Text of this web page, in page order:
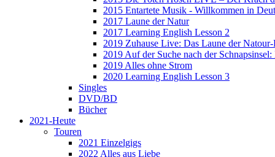
2015 Entartete Musik - Willkommen in
2017 Laune der Natur
2017 Learning English Lesson 2
2019 Zuhause Live: Das Laune der
2019 Auf der Suche nach der
2019 Alles ohne Strom
2020 Learning English Lesson 3
Singles
DVD/BD
Bücher
2021-Heute
Touren
2021 Einzelgigs
2022 Alles aus Liebe